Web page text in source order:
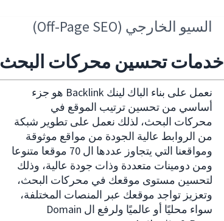
السيو الخارجي (Off-Page SEO)
خدمات تحسين محركات البحث
نعمل على بناء الباك لينك Backlink هو جزء
أساسي من تحسين ترتيب الموقع في
محركات البحث، لذلك نعمل على تطوير شبكة
من الروابط عالية الجودة من مواقع موثوقة
ومواقعنا التي يتجاوز عددها ال 70 موقعا متنوعا
ومن دومينات متعددة وذات جودة عالية، وذلك
لتحسين مستوى موقعك في محركات البحث،
وتعزيز تواجد موقعك عبر المنصات المختلفة،
سواء محليًا أو عالميًا ولرفع ال Domain